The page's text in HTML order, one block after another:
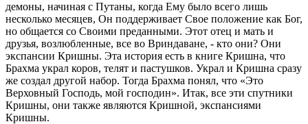
демоны, начиная с Путаны, когда Ему было всего лишь
несколько месяцев, Он поддерживает Свое положение как Бог,
но общается со Своими преданными. Этот отец и мать и
друзья, возлюбленные, все во Вриндаване, - кто они? Они
экспансии Кришны. Эта история есть в книге Кришна, что
Брахма украл коров, телят и пастушков. Украл и Кришна сразу
же создал другой набор. Тогда Брахма понял, что «Это
Верховный Господь, мой господин». Итак, все эти спутники
Кришны, они также являются Кришной, экспансиями
Кришны.